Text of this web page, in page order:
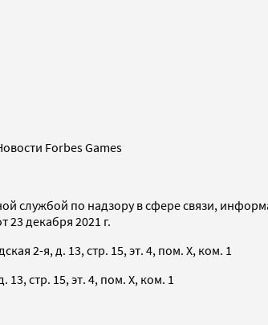
Forbes Games
службой по надзору в сфере связи,
декабря 2021 г.
2-я, д. 13, стр. 15, эт. 4, пом. X, ком. 1
стр. 15, эт. 4, пом. X, ком. 1